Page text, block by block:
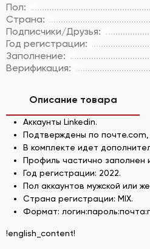
Пол:
Страна:
Подписчики/Друзья:
Год регистрации:
Заполнение:
Верификация:
Описание товара
Аккаунты Linkedin.
Подтверждены по почте.com,
В комплекте идет
Профиль частично заполнен
Год регистрации: 2022.
Пол аккаунтов мужской или
Страна регистрации: MIX.
Формат:
!english_content!